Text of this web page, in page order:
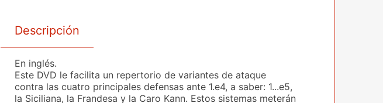
Descripción
En inglés.
Este DVD le facilita un repertorio de variantes de ataque
contra las cuatro principales defensas ante 1.e4, a saber: 1...e5,
la Siciliana, la Frandesa y la Caro Kann. Estos sistemas meterán